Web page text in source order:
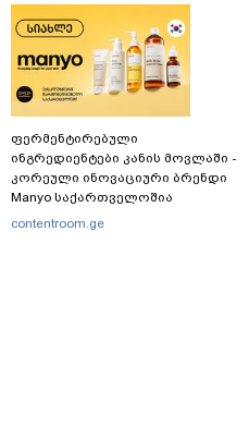
ფერმენტირებული
ინგრედიენტები კანის მოვლაში -
კორეული ინოვაციური ბრენდი
Manyo საქართველოშია
contentroom.ge